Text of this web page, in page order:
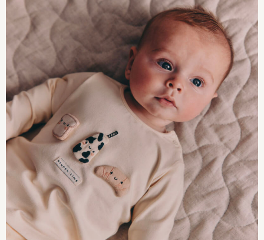
New in from Next
50 - 92cm
98 - 110cm
116 - 134cm
140 - 174cm
New In
Trending: Top & Short Sets
Trending: Clogs
Toy Story
Pokemon
Spiderman
THE SET
All Clothing
T-Shirts
Shorts
Shirts
Kurtas